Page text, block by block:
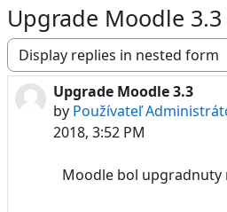
Upgrade Moodle 3.3
Display mode
Upgrade Moodle 3.3
by Používateľ
2018, 3:52 PM
Number of replies: 0
Moodle bol upgradnuty